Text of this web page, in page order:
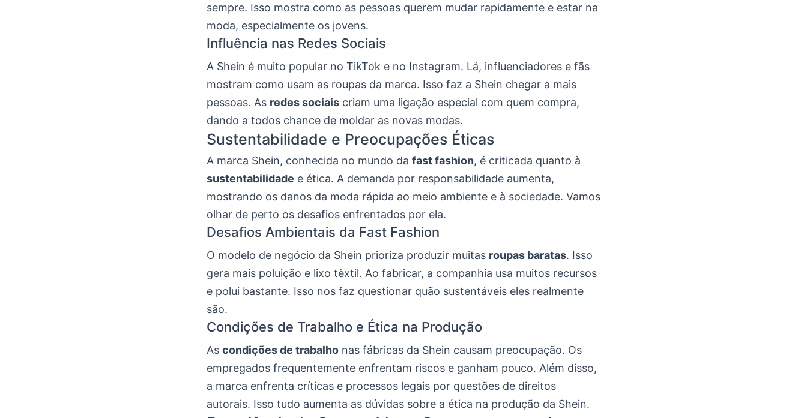
sempre. Isso mostra como as pessoas querem mudar rapidamente e estar na
moda, especialmente os jovens.
Influência nas Redes Sociais
A Shein é muito popular no TikTok e no Instagram. Lá, influenciadores e fãs
mostram como usam as roupas da marca. Isso faz a Shein chegar a mais
pessoas. As redes sociais criam uma ligação especial com quem compra,
dando a todos chance de moldar as novas modas.
Sustentabilidade e Preocupações Éticas
A marca Shein, conhecida no mundo da fast fashion, é criticada quanto à
sustentabilidade e ética. A demanda por responsabilidade aumenta,
mostrando os danos da moda rápida ao meio ambiente e à sociedade. Vamos
olhar de perto os desafios enfrentados por ela.
Desafios Ambientais da Fast Fashion
O modelo de negócio da Shein prioriza produzir muitas roupas baratas. Isso
gera mais poluição e lixo têxtil. Ao fabricar, a companhia usa muitos recursos
e polui bastante. Isso nos faz questionar quão sustentáveis eles realmente
são.
Condições de Trabalho e Ética na Produção
As condições de trabalho nas fábricas da Shein causam preocupação. Os
empregados frequentemente enfrentam riscos e ganham pouco. Além disso,
a marca enfrenta críticas e processos legais por questões de direitos
autorais. Isso tudo aumenta as dúvidas sobre a ética na produção da Shein.